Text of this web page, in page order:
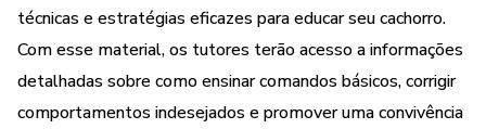
técnicas e estratégias eficazes para educar seu cachorro.
Com esse material, os tutores terão acesso a informações
detalhadas sobre como ensinar comandos básicos, corrigir
comportamentos indesejados e promover uma convivência